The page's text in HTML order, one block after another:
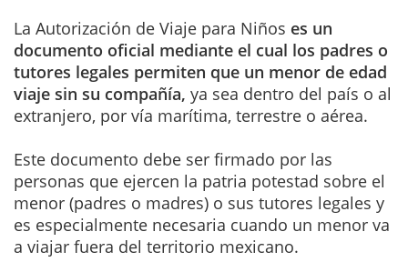
La Autorización de Viaje para Niños es un
documento oficial mediante el cual los padres o
tutores legales permiten que un menor de edad
viaje sin su compañía, ya sea dentro del país o al
extranjero, por vía marítima, terrestre o aérea.
Este documento debe ser firmado por las
personas que ejercen la patria potestad sobre el
menor (padres o madres) o sus tutores legales y
es especialmente necesaria cuando un menor va
a viajar fuera del territorio mexicano.